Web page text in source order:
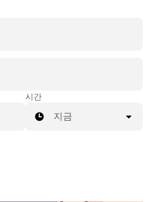
시간
지금